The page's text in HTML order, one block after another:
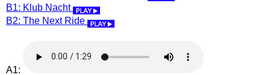
B1: Klub Nacht
B2: The Next Ride
A1: